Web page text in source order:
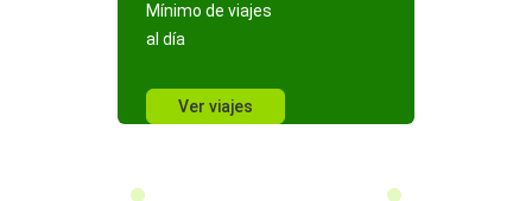
Mínimo de viajes
al día
Ver viajes